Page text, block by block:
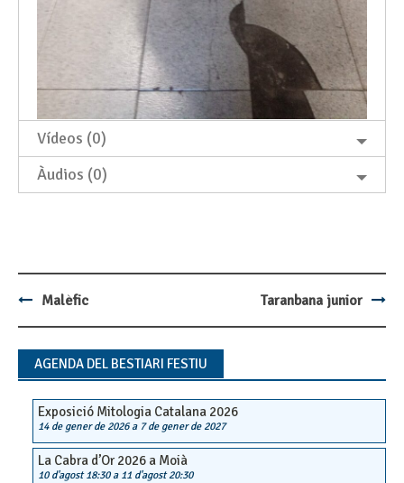
Vídeos (0)
Àudios (0)
Post
navigation
Malèfic Taranbana junior
AGENDA DEL BESTIARI FESTIU
Exposició Mitologia Catalana 2026
14 de gener de 2026a 7 de gener de 2027
La Cabra d’Or 2026 a Moià
10 d'agost 18:30a 11 d'agost 20:30